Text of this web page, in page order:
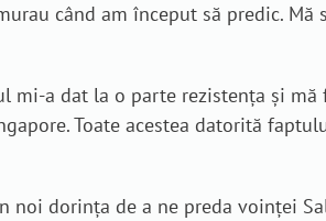
când am început să predic. Mă
mi-a dat la o parte rezistența și mă
Toate acestea datorită
noi dorința de a ne preda voinței